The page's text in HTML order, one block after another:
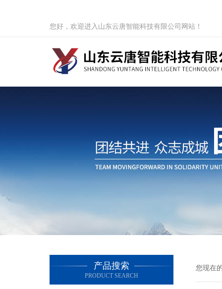
您好，欢迎进入山东云唐智能科技有限公司网站！
产品搜索
PRODUCT SEARCH
您现在